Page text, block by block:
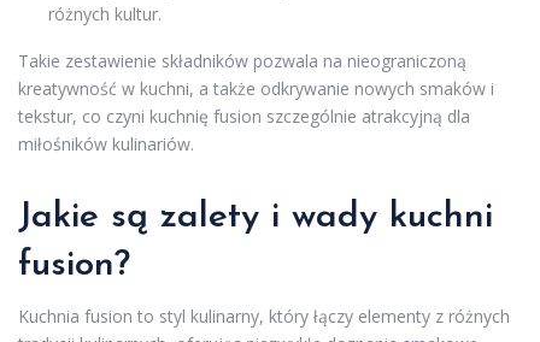
różnych kultur.
Takie zestawienie składników pozwala na nieograniczoną
kreatywność w kuchni, a także odkrywanie nowych smaków i
tekstur, co czyni kuchnię fusion szczególnie atrakcyjną dla
miłośników kulinariów.
Jakie są zalety i wady kuchni
fusion?
Kuchnia fusion to styl kulinarny, który łączy elementy z różnych